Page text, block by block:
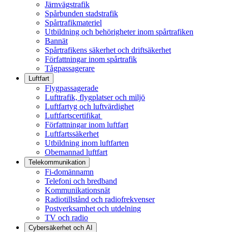
Järnvägstrafik
Spårbunden stadstrafik
Spårtrafikmateriel
Utbildning och behörigheter inom spårtrafiken
Bannät
Spårtrafikens säkerhet och driftsäkerhet
Författningar inom spårtrafik
Tågpassagerare
Luftfart
Flygpassagerade
Lufttrafik, flygplatser och miljö
Luftfartyg och luftvärdighet
Luftfartscertifikat
Författningar inom luftfart
Luftfartssäkerhet
Utbildning inom luftfarten
Obemannad luftfart
Telekommunikation
Fi-domännamn
Telefoni och bredband
Kommunikationsnät
Radiotillstånd och radiofrekvenser
Postverksamhet och utdelning
TV och radio
Cybersäkerhet och AI